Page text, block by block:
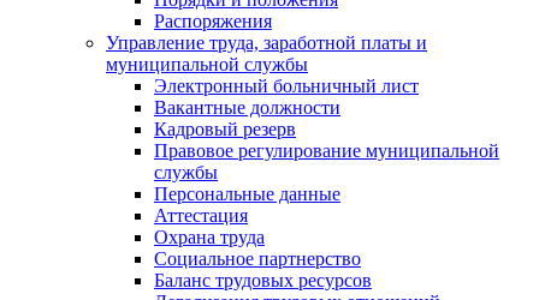
Распоряжения
Управление труда, заработной платы и
муниципальной службы
Электронный больничный лист
Вакантные должности
Кадровый резерв
Правовое регулирование муниципальной
службы
Персональные данные
Аттестация
Охрана труда
Социальное партнерство
Баланс трудовых ресурсов